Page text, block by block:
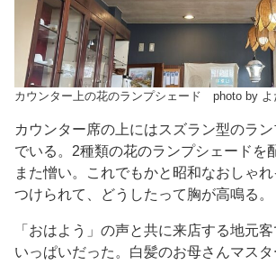
カウンター上の花のランプシェード photo by よ
カウンター席の上にはスズラン型のラ
でいる。2種類の花のランプシェードを
また憎い。これでもかと昭和なおしゃ
つけられて、どうしたって胸が高鳴る。
「おはよう」の声と共に来店する地元
いっぱいだった。白髪のお母さんマスタ